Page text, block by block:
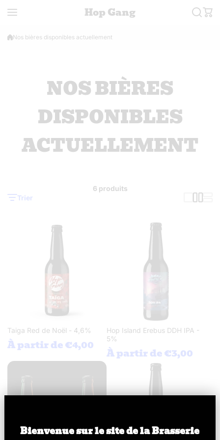
Hop Gang
Nos bières disponibles actuellement
NOS BIÈRES
DISPONIBLES
ACTUELLEMENT
Trier
6 produits
Taiga Red de Noël - 4,6%
À partir de €4,00
Hop Island Erebus DDH IPA -
5%
À partir de €3,00
Bienvenue sur le site de la Brasserie